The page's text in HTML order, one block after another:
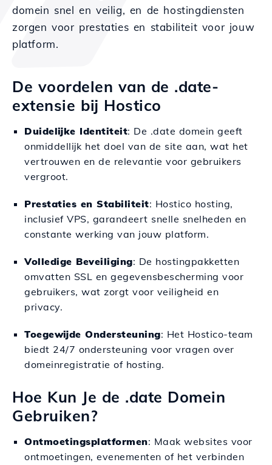
domein snel en veilig, en de hostingdiensten
zorgen voor prestaties en stabiliteit voor jouw
platform.
De voordelen van de .date-
extensie bij Hostico
Duidelijke Identiteit: De .date domein geeft
onmiddellijk het doel van de site aan, wat het
vertrouwen en de relevantie voor gebruikers
vergroot.
Prestaties en Stabiliteit: Hostico hosting,
inclusief VPS, garandeert snelle snelheden en
constante werking van jouw platform.
Volledige Beveiliging: De hostingpakketten
omvatten SSL en gegevensbescherming voor
gebruikers, wat zorgt voor veiligheid en
privacy.
Toegewijde Ondersteuning: Het Hostico-team
biedt 24/7 ondersteuning voor vragen over
domeinregistratie of hosting.
Hoe Kun Je de .date Domein
Gebruiken?
Ontmoetingsplatformen: Maak websites voor
ontmoetingen, evenementen of het verbinden